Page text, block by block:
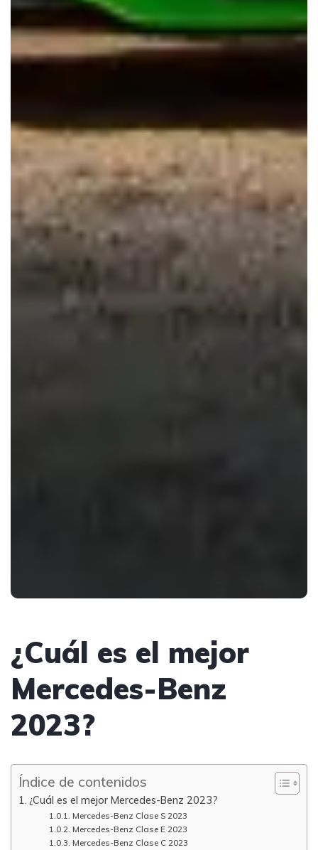
¿Cuál es el mejor
Mercedes-Benz
2023?
Índice de contenidos
¿Cuál es el mejor Mercedes-Benz 2023?
Mercedes-Benz Clase S 2023
Mercedes-Benz Clase E 2023
Mercedes-Benz Clase C 2023